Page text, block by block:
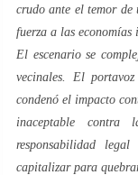
crudo ante el temor de
fuerza a las economías
El escenario se
vecinales. El
condenó el impacto
inaceptable contra
responsabilidad
capitalizar para